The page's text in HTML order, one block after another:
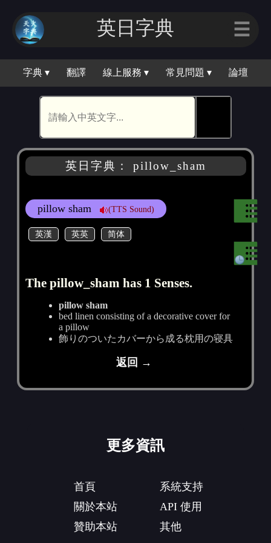
英日字典 ☰
字典 ▾ 翻譯 線上服務 ▾ 常見問題 ▾ 論壇
英日字典： pillow_sham
pillow sham (TTS Sound)
英漢 英英 简体
The pillow_sham has 1 Senses.
pillow sham
bed linen consisting of a decorative cover for
a pillow
飾りのついたカバーから成る枕用の寝具
返回 →
更多資訊
首頁
關於本站
贊助本站
系統支持
API 使用
其他